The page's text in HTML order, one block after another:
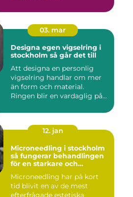
03. mar
Designa egen vigselring i
stockholm så går det till
Att designa en personlig
vigselring handlar om mer
än form och material.
Ringen blir en vardaglig på...
12. jan
Microneedling i stockholm
så fungerar behandlingen
för en starkare och
Microneedling har på kort
tid blivit en av de mest
efterfrågade estetiska